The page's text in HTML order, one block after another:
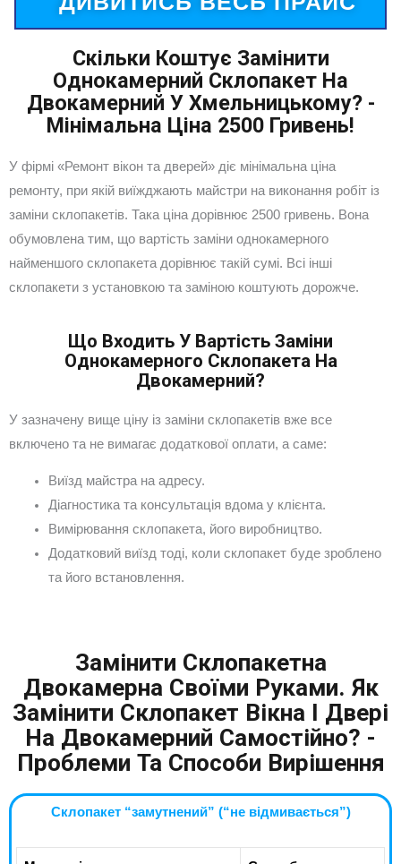
Скільки Коштує Замінити
Однокамерний Склопакет На
Двокамерний У Хмельницькому? -
Мінімальна Ціна 2500 Гривень!
У фірмі «Ремонт вікон та дверей» діє мінімальна ціна
ремонту, при якій виїжджають майстри на виконання робіт із
заміни склопакетів. Така ціна дорівнює 2500 гривень. Вона
обумовлена тим, що вартість заміни однокамерного
найменшого склопакета дорівнює такій сумі. Всі інші
склопакети з установкою та заміною коштують дорожче.
Що Входить У Вартість Заміни
Однокамерного Склопакета На
Двокамерний?
У зазначену вище ціну із заміни склопакетів вже все
включено та не вимагає додаткової оплати, а саме:
Виїзд майстра на адресу.
Діагностика та консультація вдома у клієнта.
Вимірювання склопакета, його виробництво.
Додатковий виїзд тоді, коли склопакет буде зроблено
та його встановлення.
Замінити Склопакетна
Двокамерна Своїми Руками. Як
Замінити Склопакет Вікна І Двері
На Двокамерний Самостійно? -
Проблеми Та Способи Вирішення
Склопакет “замутнений” (“не відмивається”)